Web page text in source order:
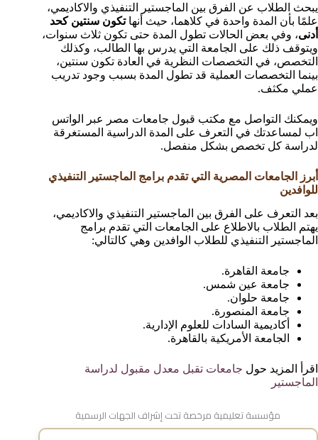
يبحث الطلاب عن الفرق بين الماجستير التنفيذي والاكاديمي،
علمًا بأن المدة واحدة في كلاهما، حيث أنهاتكون سنتين كحد
أدنى، وفي بعض الحالات تطول المدة حتى تكون ثلاث سنوات،
ويتوقف ذلك على الجامعة التي يدرس بها الطالب، وكذلك
التخصص، في التخصصات النظرية في العادة تكون سنتين،
بينما التخصصات العملية قد تطول المدة بسبب وجود تدريب
عملي مكثف.
ويمكنك التواصل مع مكتب قبول جامعات مصر عبر الواتس
اب لمساعدتك في التعرف على المدة الدراسية المستغرقة
لدراسة كل تخصص بشكل منفصل.
أبرز الجامعات المصرية التي تقدم برامج الماجستير التنفيذي
للوافدين
بعد التعرف على الفرق بين الماجستير التنفيذي والاكاديمي،
يهتم الطلاب بالاطلاع على الجامعات التي تقدم برامج
الماجستير التنفيذي للطلاب الوافدين وهي كالتالي:
جامعة القاهرة.
جامعة عين شمس.
جامعة حلوان.
جامعة المنصورة.
أكاديمية السادات للعلوم الإدارية.
الجامعة الأمريكية بالقاهرة.
اقرأ المزيد حول جامعات تقبل معدل مقبول لدراسة
الماجستير
مؤسسة تعليمية مرخصة تحت إشراف الجهات الرسمية